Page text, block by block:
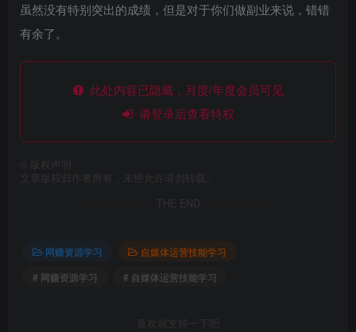
虽然没有特别突出的成绩，但是对于你们做副业来说，错错
有余了。
此处内容已隐藏，月度/年度会员可见
请登录后查看特权
版权声明
文章版权归作者所有，未经允许请勿转载。
THE END
网赚资源学习
自媒体运营技能学习
# 网赚资源学习
# 自媒体运营技能学习
喜欢就支持一下吧